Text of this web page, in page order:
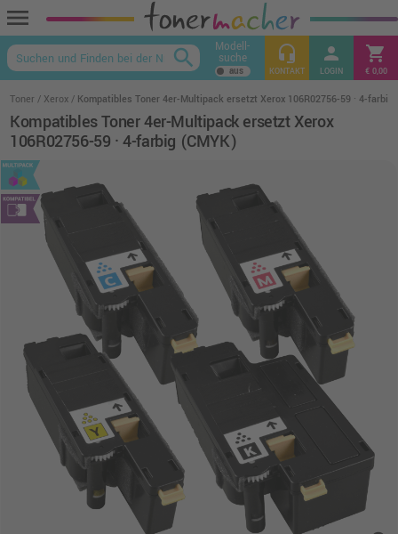
menu
keyboard_arrow_up
search Modell-
suche headset_mic
KONTAKT
person
LOGIN
shopping_cart
€ 0,00
Toner Xerox Kompatibles Toner 4er-Multipack ersetzt Xerox 106R02756-59 · 4-farbig
Kompatibles Toner 4er-Multipack ersetzt Xerox
106R02756-59 · 4-farbig (CMYK)